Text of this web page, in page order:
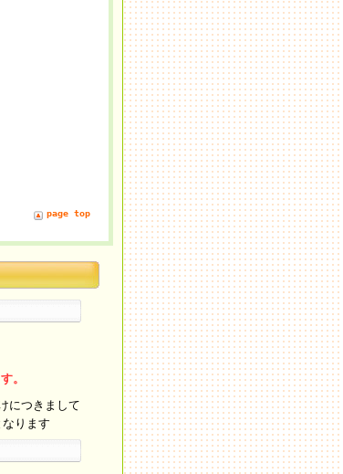
page top
。
につきまして
ります